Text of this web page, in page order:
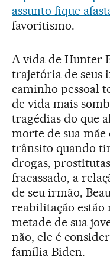
assunto fique
favoritismo.
A vida de Hunter
trajetória de seus
caminho pessoal
de vida mais
tragédias do que
morte de sua
trânsito quando
drogas,
fracassado, a
de seu irmão,
reabilitação estão
metade de sua
não, ele é
família Biden.